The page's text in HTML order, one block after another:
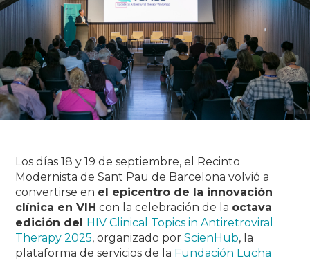
Los días 18 y 19 de septiembre, el Recinto
Modernista de Sant Pau de Barcelona volvió a
convertirse en el epicentro de la innovación
clínica en VIH con la celebración de la octava
edición del
HIV Clinical Topics in Antiretroviral
Therapy 2025, organizado porScienHub, la
plataforma de servicios de la Fundación Lucha